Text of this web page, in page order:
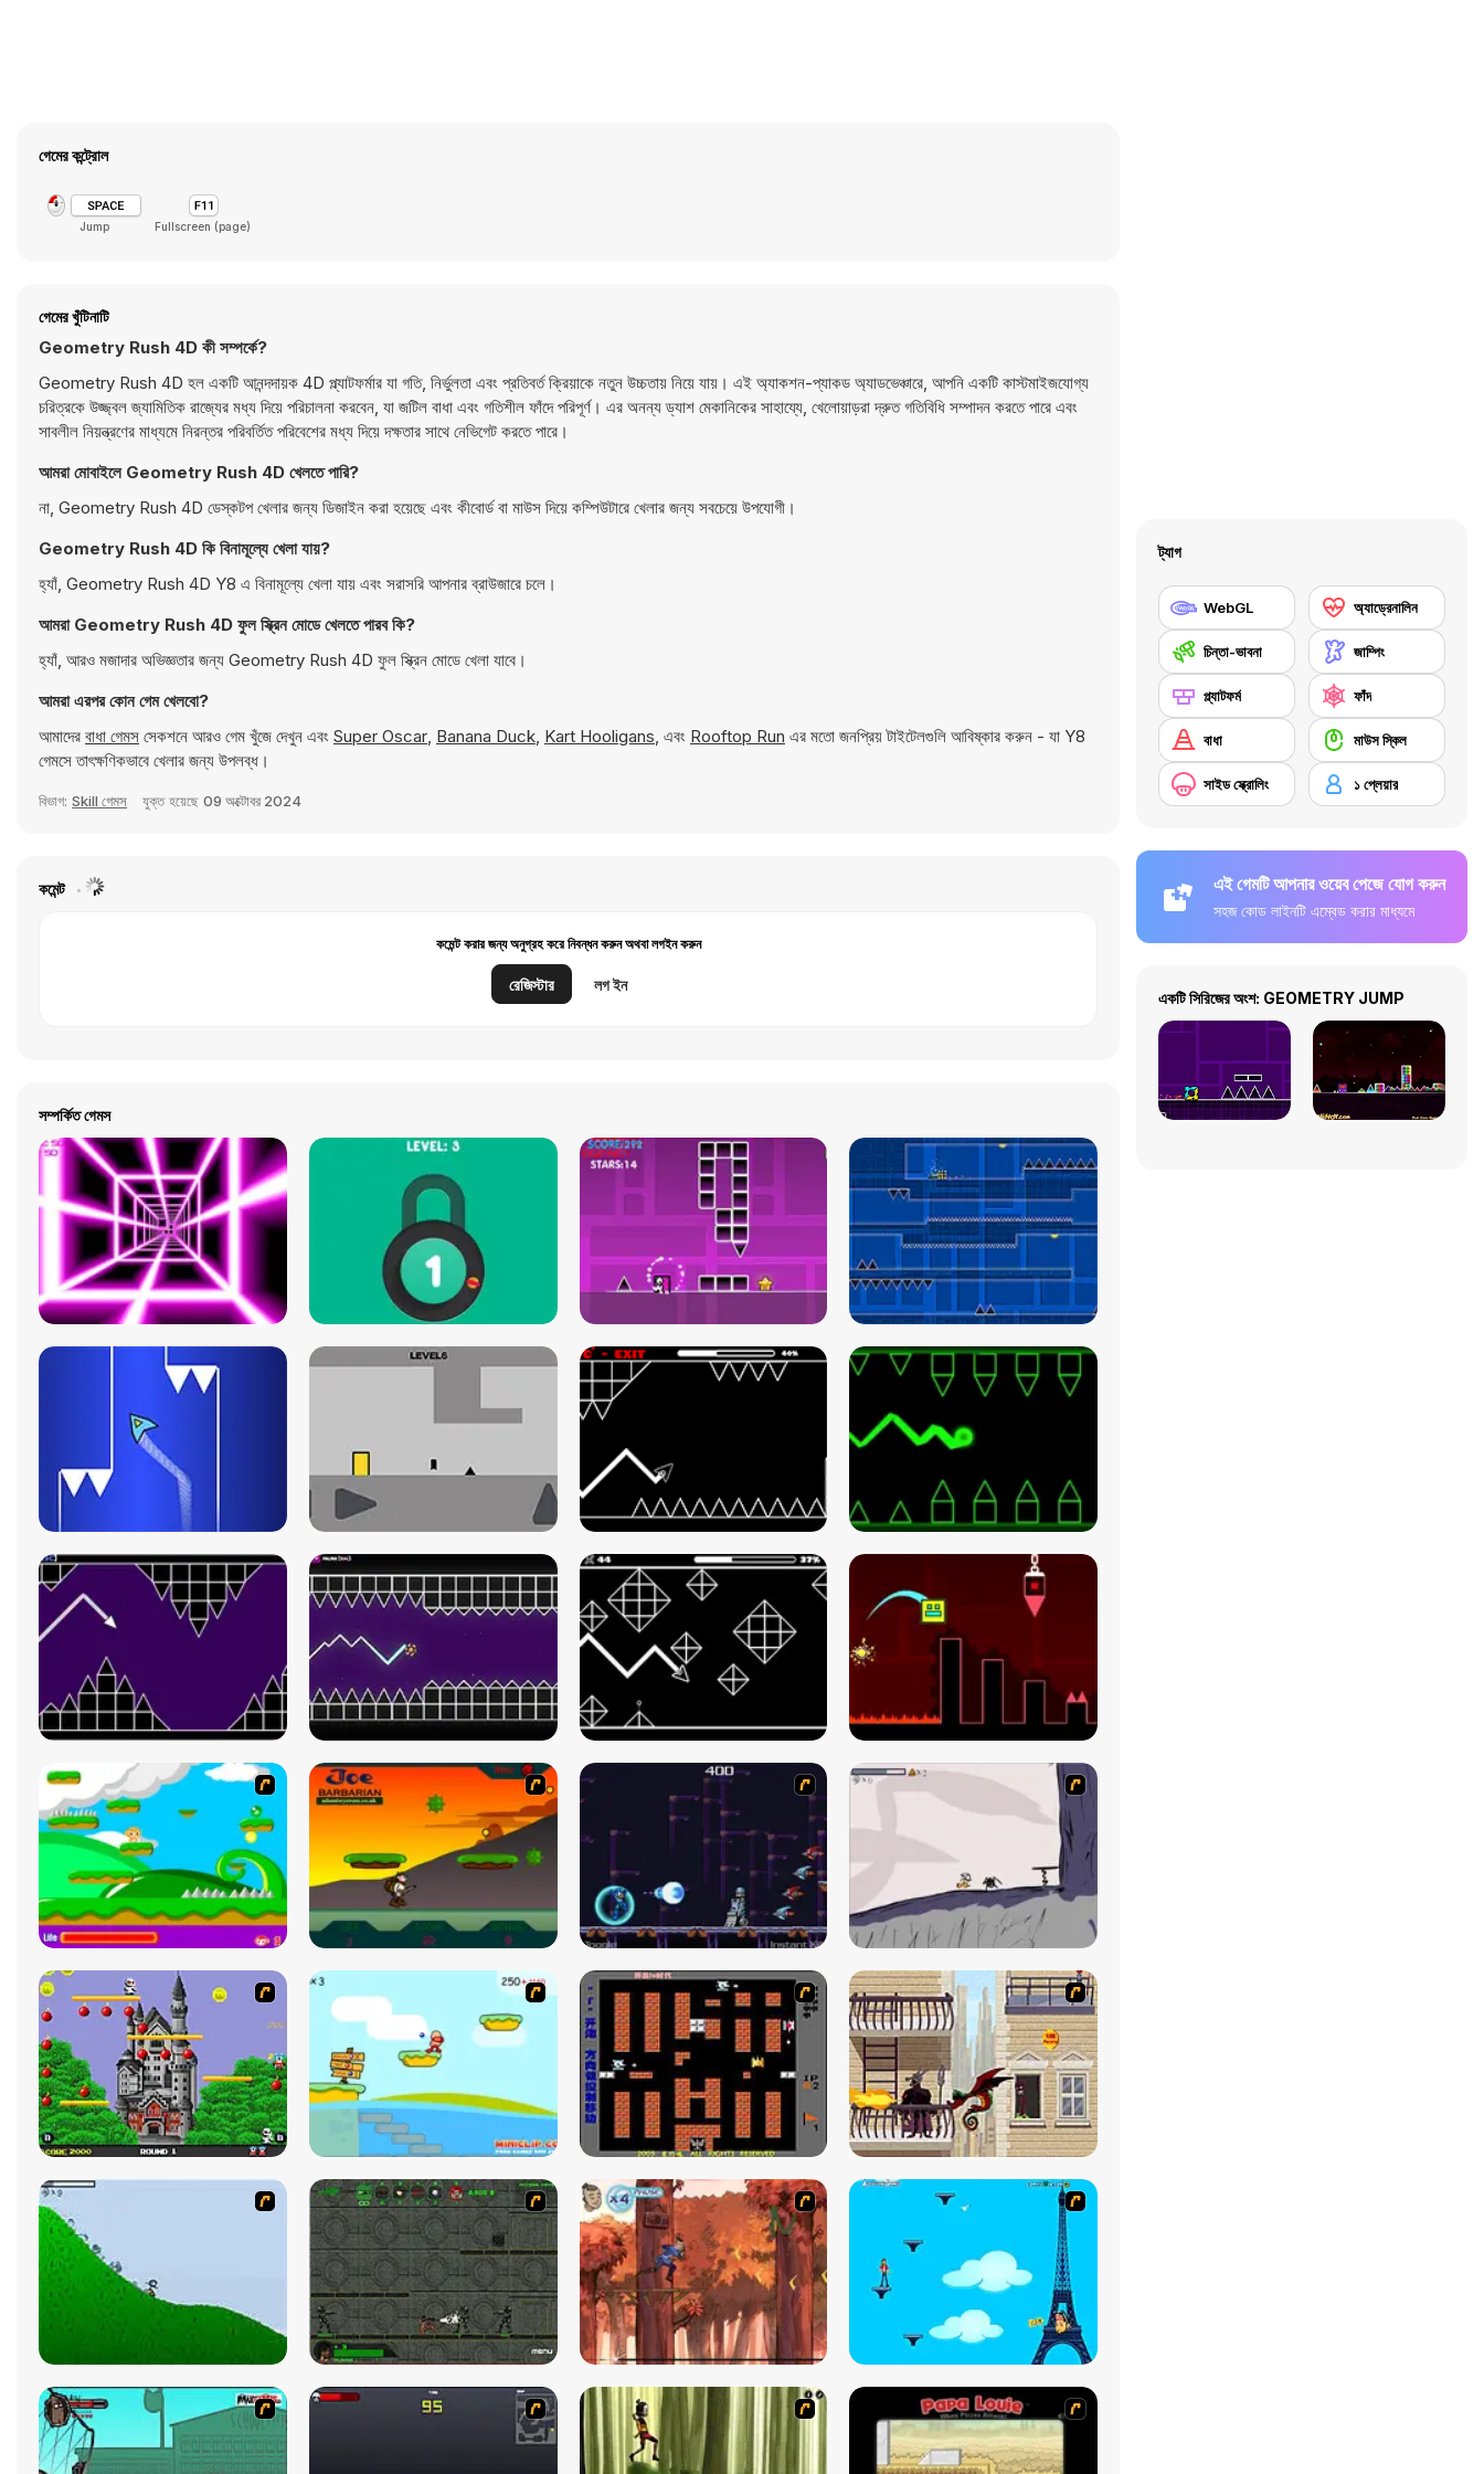
গেমের কন্ট্রোল
Jump Fullscreen (page)
গেমের খুঁটিনাটি
Geometry Rush 4D কী সম্পর্কে?
Geometry Rush 4D হল একটি আনন্দদায়ক 4D প্ল্যাটফর্মার যা গতি, নির্ভুলতা এবং প্রতিবর্ত ক্রিয়াকে নতুন উচ্চতায় নিয়ে যায়। এই অ্যাকশন-প্যাকড অ্যাডভেঞ্চারে, আপনি একটি কাস্টমাইজযোগ্য
চরিত্রকে উজ্জ্বল জ্যামিতিক রাজ্যের মধ্য দিয়ে পরিচালনা করবেন, যা জটিল বাধা এবং গতিশীল ফাঁদে পরিপূর্ণ। এর অনন্য ড্যাশ মেকানিকের সাহায্যে, খেলোয়াড়রা দ্রুত গতিবিধি সম্পাদন করতে পারে এবং
সাবলীল নিয়ন্ত্রণের মাধ্যমে নিরন্তর পরিবর্তিত পরিবেশের মধ্য দিয়ে দক্ষতার সাথে নেভিগেট করতে পারে।
আমরা মোবাইলে Geometry Rush 4D খেলতে পারি?
না, Geometry Rush 4D ডেস্কটপ খেলার জন্য ডিজাইন করা হয়েছে এবং কীবোর্ড বা মাউস দিয়ে কম্পিউটারে খেলার জন্য সবচেয়ে উপযোগী।
Geometry Rush 4D কি বিনামূল্যে খেলা যায়?
হ্যাঁ, Geometry Rush 4D Y8 এ বিনামূল্যে খেলা যায় এবং সরাসরি আপনার ব্রাউজারে চলে।
আমরা Geometry Rush 4D ফুল স্ক্রিন মোডে খেলতে পারব কি?
হ্যাঁ, আরও মজাদার অভিজ্ঞতার জন্য Geometry Rush 4D ফুল স্ক্রিন মোডে খেলা যাবে।
আমরা এরপর কোন গেম খেলবো?
আমাদের বাধা গেমস সেকশনে আরও গেম খুঁজে দেখুন এবং Super Oscar, Banana Duck, Kart Hooligans, এবং Rooftop Run এর মতো জনপ্রিয় টাইটেলগুলি আবিষ্কার করুন - যা Y8
গেমসে তাৎক্ষণিকভাবে খেলার জন্য উপলব্ধ।
বিভাগ: Skill গেমস যুক্ত হয়েছে 09 অক্টোবর 2024
কমেন্ট
কমেন্ট করার জন্য অনুগ্রহ করে নিবন্ধন করুন অথবা লগইন করুন
রেজিস্টার লগ ইন
সম্পর্কিত গেমস
ট্যাগ
WebGL অ্যাড্রেনালিন
চিন্তা-ভাবনা জাম্পিং
প্ল্যাটফর্ম ফাঁদ
বাধা মাউস স্কিল
সাইড স্ক্রোলিং ১ প্লেয়ার
এই গেমটি আপনার ওয়েব পেজে যোগ করুন
সহজ কোড লাইনটি এম্বেড করার মাধ্যমে
একটি সিরিজের অংশ: GEOMETRY JUMP